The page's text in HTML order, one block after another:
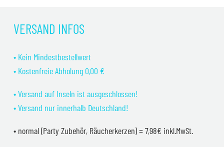
VERSAND INFOS
• Kein Mindestbestellwert
• Kostenfreie Abholung 0,00 €
• Versand auf Inseln ist ausgeschlossen!
• Versand nur innerhalb Deutschland!
• normal (Party Zubehör, Räucherkerzen) = 7,98€ inkl.MwSt.